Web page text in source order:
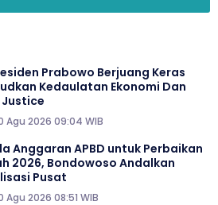
Prabowo Berjuang Keras
Kedaulatan Ekonomi Dan
Agu 2026 09:04 WIB
Anggaran APBD untuk Perbaikan
2026, Bondowoso Andalkan
Pusat
Agu 2026 08:51 WIB